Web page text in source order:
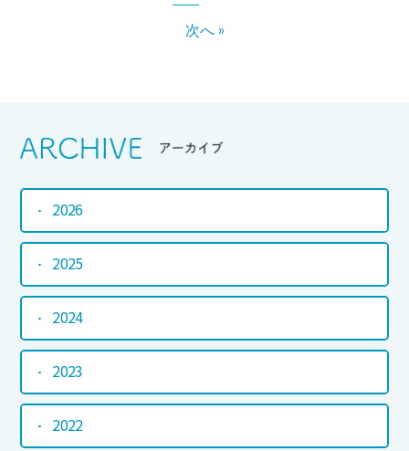
次へ »
Srchive
2026
2025
2024
2023
2022